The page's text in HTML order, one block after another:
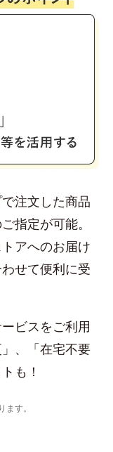
注文した商品
指定が可能。
アへのお届け
せて便利に受
ビスをご利用
、「在宅不要
も！
す。